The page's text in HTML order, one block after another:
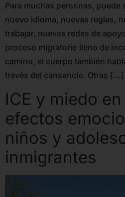
Para muchas personas, puede
nuevo idioma, nuevas reglas,
trabajar, nuevas redes de
proceso migratorio lleno de
camino, el cuerpo también
través del cansancio. Otras […]
ICE y miedo
efectos
niños y
inmigrantes